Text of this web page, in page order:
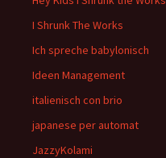
I Shrunk The Works
Ich spreche babylonisch
Ideen Management
italienisch con brio
japanese per automat
JazzyKolami